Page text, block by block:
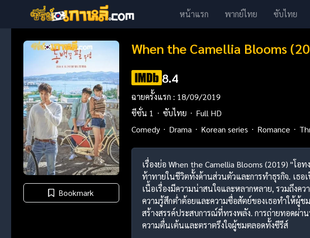
หน้าแรก พากย์ไทย ซับไทย
Bookmark
When the Camellia Blooms
8.4
ฉายครั้งแรก : 18/09/2019
ซีซั่น 1
ซับไทย
Full HD
Comedy
Drama Korean series Romance
เรื่องย่อ When the Camellia Blooms (2019) "โ
ท้าทายในชีวิตทั้งด้านส่วนตัวและการทำธุรกิจ. เธอ
เนื้อเรื่องมีความน่าสนใจและหลากหลาย, รวมถึง
ความรู้สึกต่ำต้อยและความซื่อสัตย์ของเธอทำให้ผู้ช
สร้างสรรค์ประสบการณ์ที่ทรงพลัง. การถ่ายทอดผ่
ความตื่นเต้นและตราตรึงใจผู้ชมตลอดทั้งซีรีส์